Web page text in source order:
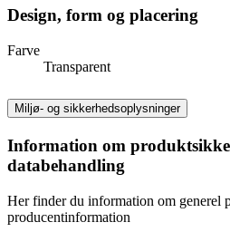
Design, form og placering
Farve
Transparent
Miljø- og sikkerhedsoplysninger
Information om
databehandling
Her finder du information om generel
producentinformation